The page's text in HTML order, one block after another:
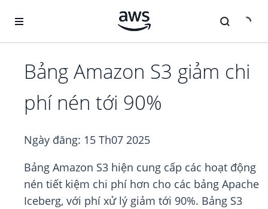
Bảng Amazon S3 giảm chi
phí nén tới 90%
Ngày đăng: 15 Th07 2025
Bảng Amazon S3 hiện cung cấp các hoạt động
nén tiết kiệm chi phí hơn cho các bảng Apache
Iceberg, với phí xử lý giảm tới 90%. Bảng S3